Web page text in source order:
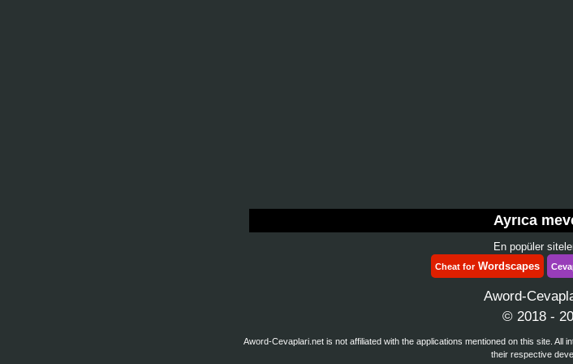
Ayrıca
En popüler
Cheat forWordscapes
Aword-
© 2018 -
Aword-Cevaplari.net is not affiliated with the applications mentioned on this site.
their respective